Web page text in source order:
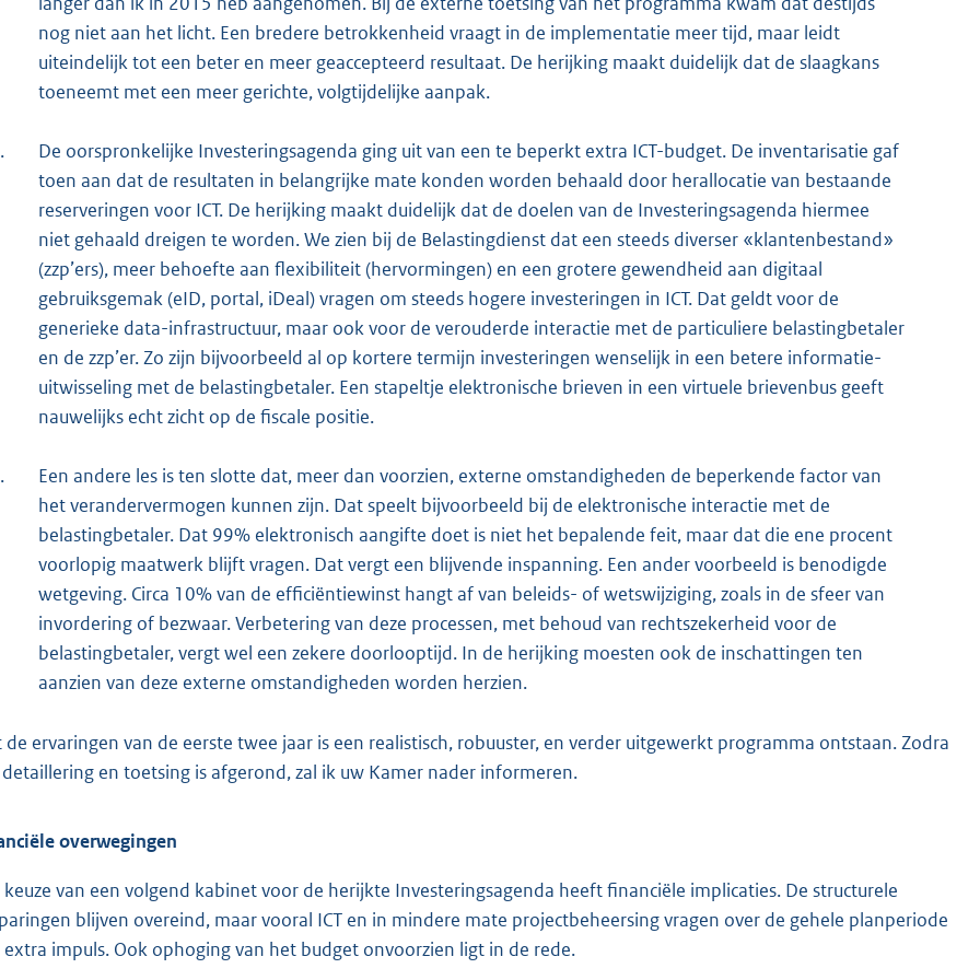
nog niet aan het licht. Een bredere betrokkenheid vraagt in de implementatie meer tijd, maar leidt
uiteindelijk tot een beter en meer geaccepteerd resultaat. De herijking maakt duidelijk dat de slaagkans
toeneemt met een meer gerichte, volgtijdelijke aanpak.
De oorspronkelijke Investeringsagenda ging uit van een te beperkt extra ICT-budget. De inventarisatie gaf
toen aan dat de resultaten in belangrijke mate konden worden behaald door herallocatie van bestaande
reserveringen voor ICT. De herijking maakt duidelijk dat de doelen van de Investeringsagenda hiermee
niet gehaald dreigen te worden. We zien bij de Belastingdienst dat een steeds diverser «klantenbestand»
(zzp’ers), meer behoefte aan flexibiliteit (hervormingen) en een grotere gewendheid aan digitaal
gebruiksgemak (eID, portal, iDeal) vragen om steeds hogere investeringen in ICT. Dat geldt voor de
generieke data-infrastructuur, maar ook voor de verouderde interactie met de particuliere belastingbetaler
en de zzp’er. Zo zijn bijvoorbeeld al op kortere termijn investeringen wenselijk in een betere informatie-
uitwisseling met de belastingbetaler. Een stapeltje elektronische brieven in een virtuele brievenbus geeft
nauwelijks echt zicht op de fiscale positie.
Een andere les is ten slotte dat, meer dan voorzien, externe omstandigheden de beperkende factor van
het verandervermogen kunnen zijn. Dat speelt bijvoorbeeld bij de elektronische interactie met de
belastingbetaler. Dat 99% elektronisch aangifte doet is niet het bepalende feit, maar dat die ene procent
voorlopig maatwerk blijft vragen. Dat vergt een blijvende inspanning. Een ander voorbeeld is benodigde
wetgeving. Circa 10% van de efficiëntiewinst hangt af van beleids- of wetswijziging, zoals in de sfeer van
invordering of bezwaar. Verbetering van deze processen, met behoud van rechtszekerheid voor de
belastingbetaler, vergt wel een zekere doorlooptijd. In de herijking moesten ook de inschattingen ten
aanzien van deze externe omstandigheden worden herzien.
de ervaringen van de eerste twee jaar is een realistisch, robuuster, en verder uitgewerkt programma ontstaan. Zodra
en toetsing is afgerond, zal ik uw Kamer nader informeren.
overwegingen
keuze van een volgend kabinet voor de herijkte Investeringsagenda heeft financiële implicaties. De structurele
blijven overeind, maar vooral ICT en in mindere mate projectbeheersing vragen over de gehele planperiode
extra impuls. Ook ophoging van het budget onvoorzien ligt in de rede.